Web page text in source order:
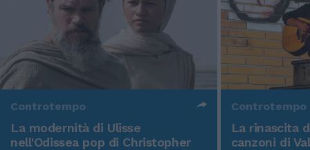
Controtempo
La modernità di Ulisse
nell'Odissea pop di Christopher
Controtempo
La rinascita
canzoni di